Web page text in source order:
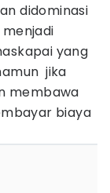
didominasi
yang
jika
membawa
biaya